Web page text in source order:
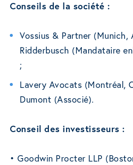
Conseils de la société :
Vossius & Partner (Munich,
Ridderbusch (Mandataire
;
Lavery Avocats (Montréal,
Dumont (Associé).
Conseil des investisseurs :
• Goodwin Procter LLP